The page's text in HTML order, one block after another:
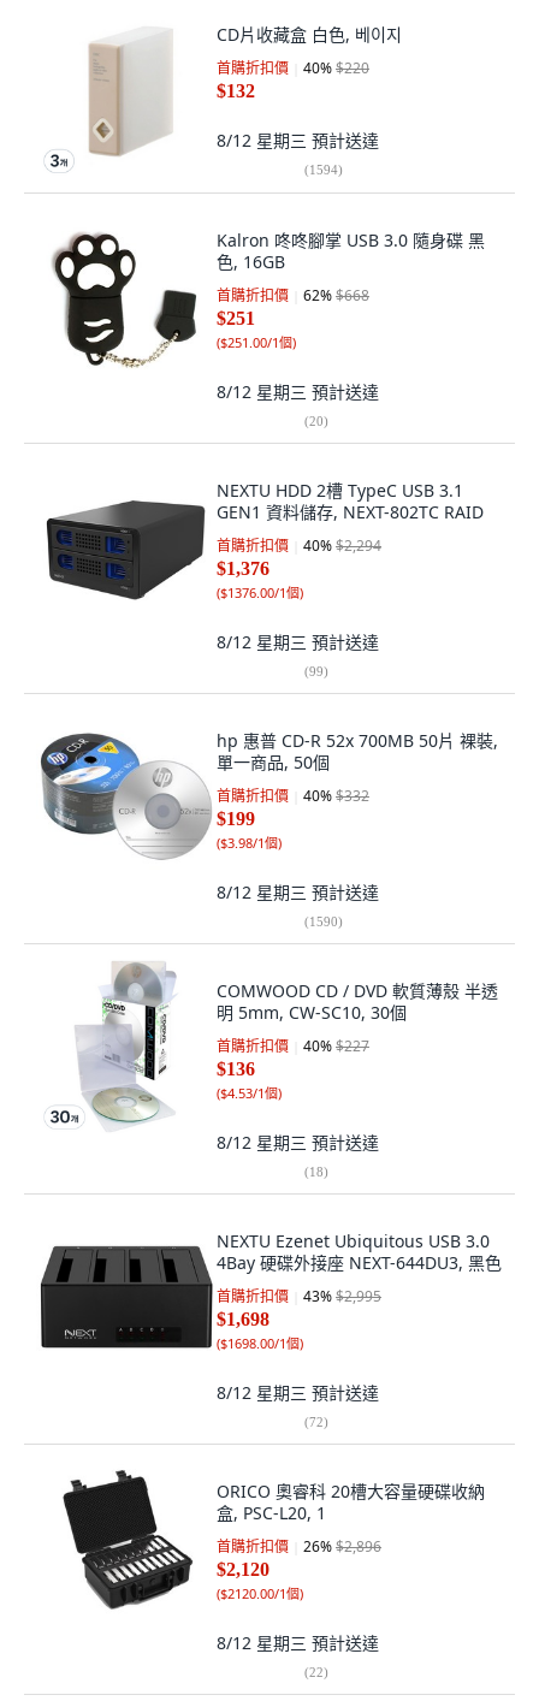
CD片收藏盒 白色, 베이지
首購折扣價 40%$220
$132
8/12 星期三 預計送達
(1594)
Kalron 咚咚腳掌 USB 3.0 隨身碟 黑
色, 16GB
首購折扣價 62%$668
$251
($251.00/1個)
8/12 星期三 預計送達
(20)
NEXTU HDD 2槽 TypeC USB 3.1
GEN1 資料儲存, NEXT-802TC RAID
首購折扣價 40%$2,294
$1,376
($1376.00/1個)
8/12 星期三 預計送達
(99)
hp 惠普 CD-R 52x 700MB 50片 裸裝,
單一商品, 50個
首購折扣價 40%$332
$199
($3.98/1個)
8/12 星期三 預計送達
(1590)
COMWOOD CD / DVD 軟質薄殼 半透
明 5mm, CW-SC10, 30個
首購折扣價 40%$227
$136
($4.53/1個)
8/12 星期三 預計送達
(18)
NEXTU Ezenet Ubiquitous USB 3.0
4Bay 硬碟外接座 NEXT-644DU3, 黑色
首購折扣價 43%$2,995
$1,698
($1698.00/1個)
8/12 星期三 預計送達
(72)
ORICO 奧睿科 20槽大容量硬碟收納
盒, PSC-L20, 1
首購折扣價 26%$2,896
$2,120
($2120.00/1個)
8/12 星期三 預計送達
(22)